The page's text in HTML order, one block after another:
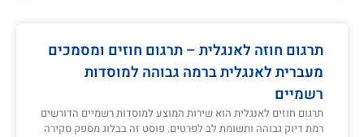
תרגום חוזה לאנגלית – תרגום חוזים ומסמכים
מעברית לאנגלית ברמה גבוהה למוסדות
רשמיים
תרגום חוזים לאנגלית הוא שירות המוצע למוסדות רשמיים הדורשים
רמת דיוק גבוהה ותשומת לב לפרטים. פוסט זה בבלוג מספק סקירה